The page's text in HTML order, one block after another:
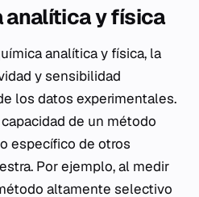
analítica y física
analítica y física, la
y sensibilidad
los datos experimentales.
de un método
específico de otros
Por ejemplo, al medir
altamente selectivo